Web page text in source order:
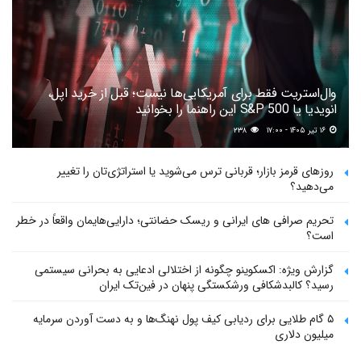
وال‌استریت فقط برای آمریکایی‌ها نیست؛ قبل از خرید اپل،
انویدیا یا S&P 500 این راهنما را بخوانید
۲۳۸
روزهای قرمز بازار؛ قربانی ترس می‌شوید یا استراتژی‌تان را تغییر
می‌دهید؟
تحریم صرافی های ایرانی و ریسک حضانتی؛ دارایی‌هایمان واقعاً در خطر
است؟
گزارش ویژه: اکسکوینو چگونه از اختلالی ادعایی به بحرانی سیستمی
رسید؟ کالبدشکافی ورشکستگی پنهان در فین‌تک ایران
۵ گام طلایی برای ردیابی کیف پول‌ نهنگ‌ها و به دست آوردن سرمایه
میلیون دلاری